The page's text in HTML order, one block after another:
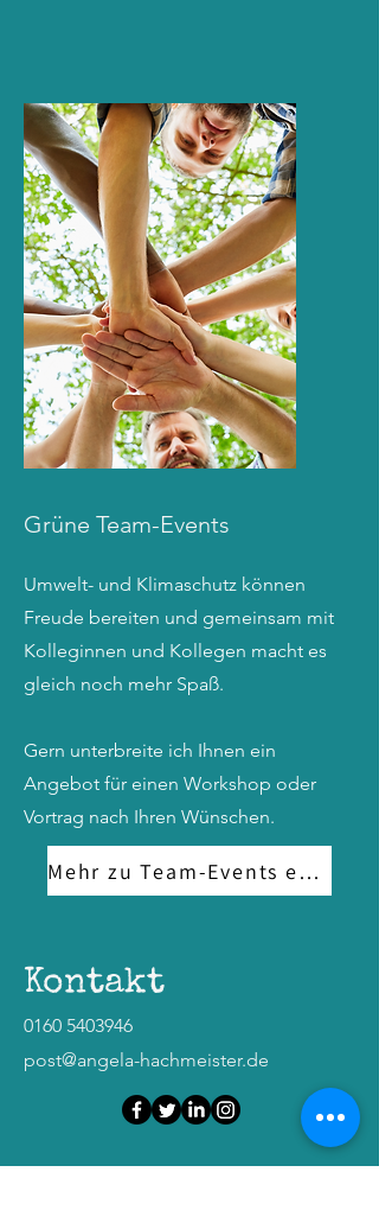
Grüne Team-Events
Umwelt- und Klimaschutz können
Freude bereiten und gemeinsam mit
Kolleginnen und Kollegen macht es
gleich noch mehr Spaß.
Gern unterbreite ich Ihnen ein
Angebot für einen Workshop oder
Vortrag nach Ihren Wünschen.
Mehr zu Team-Events erfahren
Kontakt
0160 5403946
post@angela-hachmeister.de